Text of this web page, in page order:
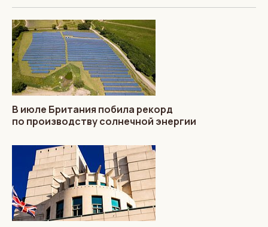
В июле Британия побила рекорд
по производству солнечной энергии